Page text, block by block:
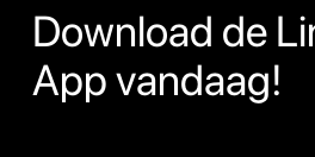
Download de
App vandaag!